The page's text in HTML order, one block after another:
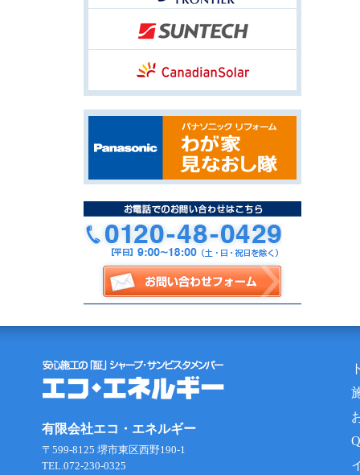
有限会社エコ・エネルギー
〒599-8125 堺市東区西野190-1
TEL.072-230-0325